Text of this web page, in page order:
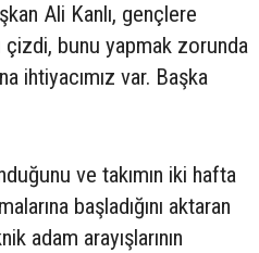
Ali Kanlı, gençlere
çizdi, bunu yapmak zorunda
ihtiyacımız var. Başka
ve takımın iki hafta
başladığını aktaran
adam arayışlarının